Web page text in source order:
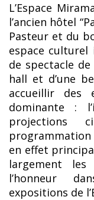
L’Espace
l’ancien hôtel
Pasteur et du
espace culturel
de spectacle
hall et d’une
accueillir des
dominante :
projections
programmation
en effet
largement
l’honneur
expositions de